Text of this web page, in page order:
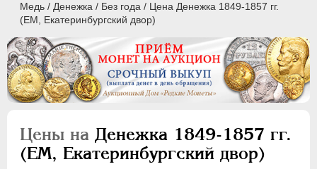
Медь / Денежка / Без года / Цена Денежка 1849-1857 гг.
(ЕМ, Екатеринбургский двор)
Цены на Денежка 1849-1857 гг.
(ЕМ, Екатеринбургский двор)
ПEТР I 1699 - 1725
ЕКАТЕРИНА I 1725-1727
АННА ИОАННОВНА 1730-1740
ИОАНН АНТОНОВИЧ 1740-1741